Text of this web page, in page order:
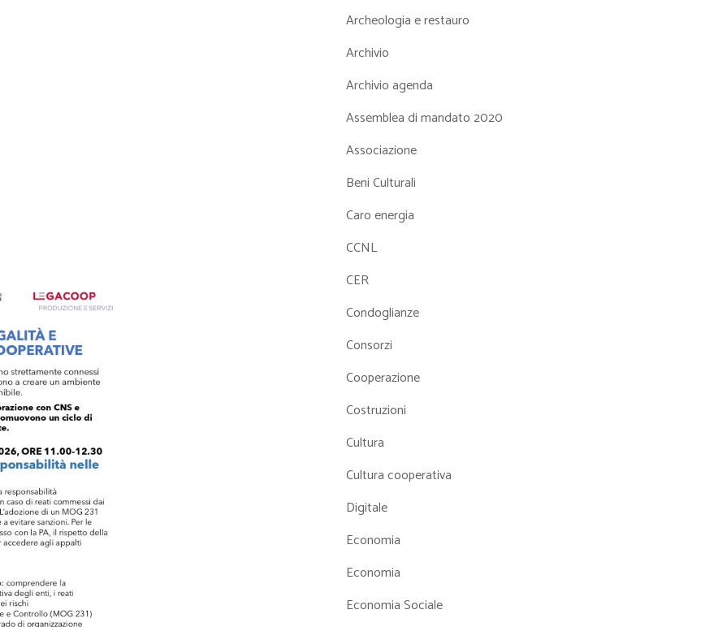
Archeologia e restauro
Archivio
Archivio agenda
Assemblea di mandato 2020
Associazione
Beni Culturali
Caro energia
CCNL
CER
Condoglianze
Consorzi
Cooperazione
Costruzioni
Cultura
Cultura cooperativa
Digitale
Economia
Economia
Economia Sociale